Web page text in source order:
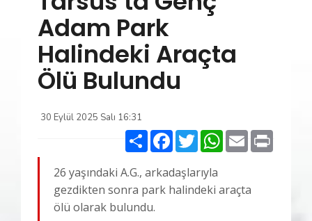
Adam Park
Halindeki Araçta
Ölü Bulundu
30 Eylül 2025 Salı 16:31
Paylaş FacebookTwitter WhatsApp
Email
26 yaşındaki A.G., arkadaşlarıyla
gezdikten sonra park halindeki araçta
ölü olarak bulundu.